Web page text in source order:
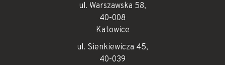
ul. Warszawska 58,
40-008
Katowice
ul. Sienkiewicza 45,
40-039